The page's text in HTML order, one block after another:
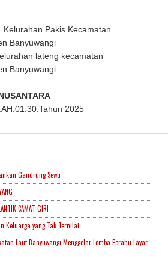
Kelurahan Pakis Kecamatan
Banyuwangi
lateng kecamatan
Banyuwangi
2025
Gandrung Sewu
CAMAT GIRI
Keluarga yang Tak Ternilai
Laut Banyuwangi Menggelar Lomba Perahu Layar